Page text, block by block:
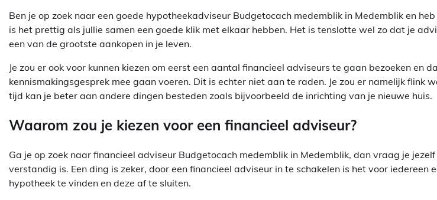
Ben je op zoek naar een goede hypotheekadviseur Budgetocach medemblik in Medemblik en
is het prettig als jullie samen een goede klik met elkaar hebben. Het is tenslotte wel zo dat je
een van de grootste aankopen in je leven.
Je zou er ook voor kunnen kiezen om eerst een aantal financieel adviseurs te gaan bezoeken en
kennismakingsgesprek mee gaan voeren. Dit is echter niet aan te raden. Je zou er namelijk flink
tijd kan je beter aan andere dingen besteden zoals bijvoorbeeld de inrichting van je nieuwe huis.
Waarom zou je kiezen voor een financieel adviseur?
Ga je op zoek naar financieel adviseur Budgetocach medemblik in Medemblik, dan vraag je
verstandig is. Een ding is zeker, door een financieel adviseur in te schakelen is het voor iedereen
hypotheek te vinden en deze af te sluiten.